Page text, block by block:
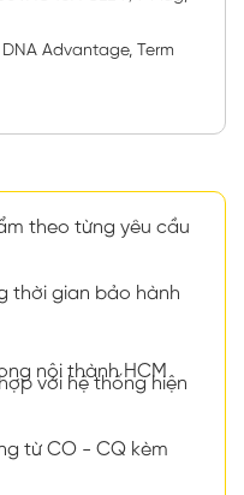
Advantage, Term
theo từng yêu cầu
thời gian bảo hành
nội thành HCM
với hệ thống hiện
từ CO - CQ kèm